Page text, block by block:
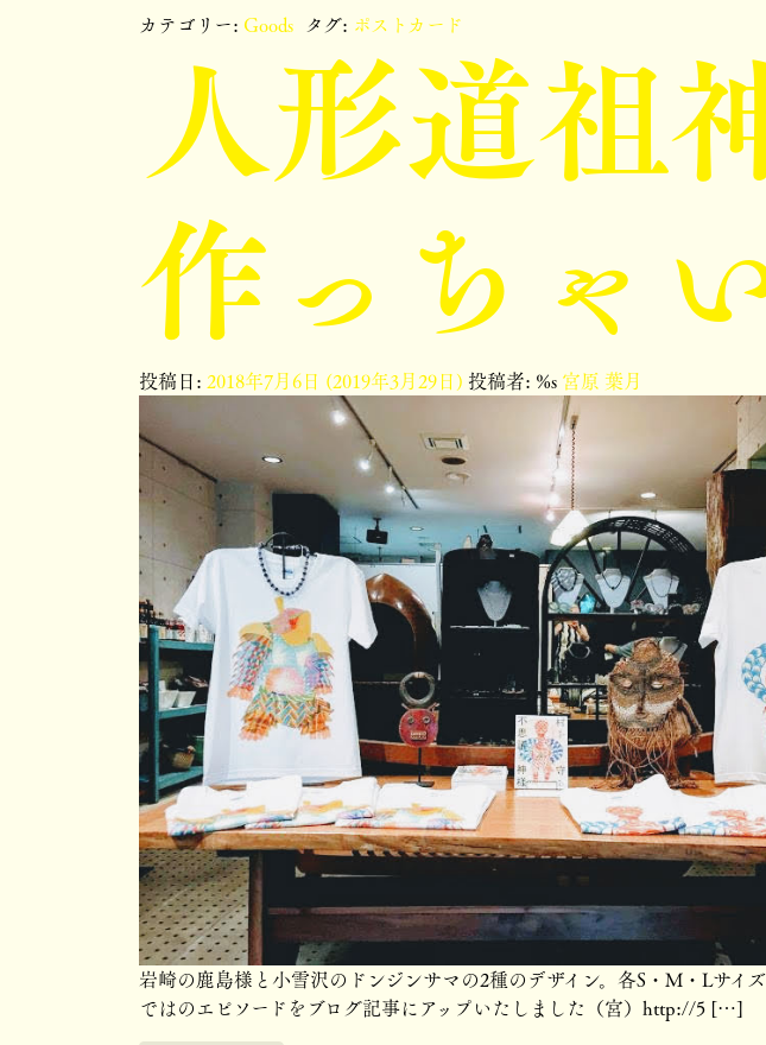
カテゴリー: Goods タグ: ポストカード
人形道祖
作っちゃ
投稿日:2018年7月6日 (2019年3月29日) 投稿者: %s宮原 葉月
岩崎の鹿島様と小雪沢のドンジンサマの2種のデザイン。各S・M・Lサイ
ではのエピソードをブログ記事にアップいたしました（宮）http://5 […]